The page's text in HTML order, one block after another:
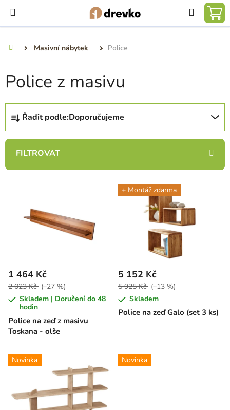
obsah
Hledat
Masivní nábytek Police
Police z masivu
Ř
z
n
ů
Řadit podle:Doporučujeme
o
d
u
k
t
Police na zeď z masivu
Toskana - olše
1 464 Kč
2 023 Kč (–27 %)
Skladem | Doručení do 48
hodin
+ Montáž zdarma
Police na zeď Galo (set 3 ks)
5 152 Kč
5 925 Kč (–13 %)
Skladem
Novinka Novinka